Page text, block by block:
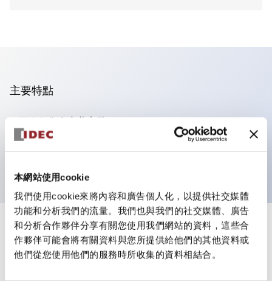
本網站使用cookie
我們使用cookie來將內容和廣告個人化，以提供社交媒體
功能和分析我們的流量。我們也與我們的社交媒體、廣告
和分析合作夥伴分享有關您使用我們網站的資料，這些合
作夥伴可能會將有關資料與您所提供給他們的其他資料或
他們從您使用他們的服務時所收集的資料相結合。
主要特點
可進行集合密著安裝
附鎖選擇開關採用高安全性的彈子鎖結構
規格 顯示全部
審美規範